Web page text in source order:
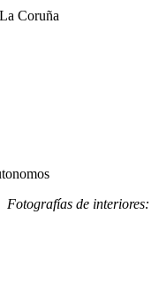
Coruña
Fotografías de interiores: